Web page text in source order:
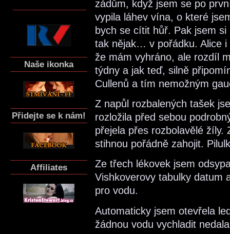
Naše ikonka
Přidejte se k nám!
Affiliates
zádům, když jsem se po
vypila láhev vína, o které
bych se cítit hůř. Pak jsem
tak nějak… v pořádku. Alice i
že mám vyhráno, ale rozdíl
týdny a jak teď, silně
Cullenů a tím nemožným
Z napůl rozbalených tašek
rozložila před sebou
přejela přes rozbolavělé
stihnou pořádně zahojit.
Ze třech lékovek jsem
Vishkoverovy tabulky datum
pro vodu.
Automaticky jsem otevřela
žádnou vodu vychladit